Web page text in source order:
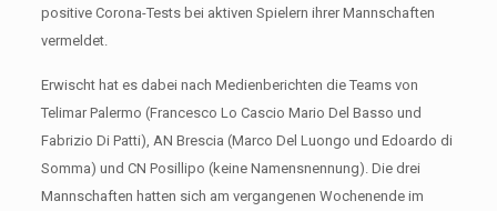
positive Corona-Tests bei aktiven Spielern ihrer Mannschaften
vermeldet.
Erwischt hat es dabei nach Medienberichten die Teams von
Telimar Palermo (Francesco Lo Cascio Mario Del Basso und
Fabrizio Di Patti), AN Brescia (Marco Del Luongo und Edoardo di
Somma) und CN Posillipo (keine Namensnennung). Die drei
Mannschaften hatten sich am vergangenen Wochenende im